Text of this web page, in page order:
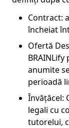
Contract:
încheiat
Ofertă
anumite
perioadă
Învățăcel:
legali cu
tutorelui,